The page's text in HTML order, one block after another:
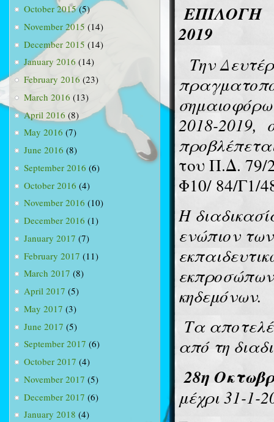
October 2015(5)
November 2015 (14)
December 2015 (14)
January 2016 (14)
February 2016 (23)
March 2016 (13)
April 2016 (8)
May 2016 (7)
June 2016 (8)
September 2016 (6)
October 2016 (4)
November 2016 (10)
December 2016 (1)
January 2017 (7)
February 2017 (11)
March 2017 (8)
April 2017 (5)
May 2017 (3)
June 2017 (5)
September 2017 (6)
October 2017 (4)
November 2017 (5)
December 2017 (6)
January 2018 (4)
ΕΠΙΛΟΓΗ
2019
Την
2018-2019,
του Π.Δ. 79/
Φ10/ 84/Γ1/
Η
ενώπιον
κηδεμόνων.
Τα
από τη
28η
μέχρι 31-1-